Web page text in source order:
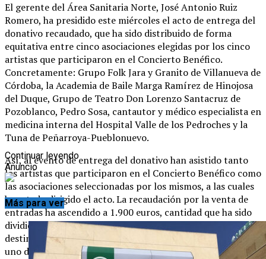
El gerente del Área Sanitaria Norte, José Antonio Ruiz
Romero, ha presidido este miércoles el acto de entrega del
donativo recaudado, que ha sido distribuido de forma
equitativa entre cinco asociaciones elegidas por los cinco
artistas que participaron en el Concierto Benéfico.
Concretamente: Grupo Folk Jara y Granito de Villanueva de
Córdoba, la Academia de Baile Marga Ramírez de Hinojosa
del Duque, Grupo de Teatro Don Lorenzo Santacruz de
Pozoblanco, Pedro Sosa, cantautor y médico especialista en
medicina interna del Hospital Valle de los Pedroches y la
Tuna de Peñarroya-Pueblonuevo.
Así, al evento de entrega del donativo han asistido tanto
los artistas que participaron en el Concierto Benéfico como
las asociaciones seleccionadas por los mismos, a las cuales
ha estado dirigido el acto. La recaudación por la venta de
entradas ha ascendido a 1.900 euros, cantidad que ha sido
dividida equitativamente en cinco cheques que tienen como
destinatarios las cinco asociaciones seleccionadas por cada
uno de los artistas.
Continuar leyendo
Anuncio
Más para ver